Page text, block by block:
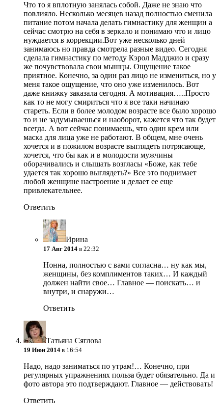
Что то я вплотную занялась собой. Даже не знаю что
повлияло. Несколько месяцев назад полностью сменила
питание потом начала делать гимнастику для женщин а
сейчас смотрю на себя в зеркало и понимаю что и лицо
нуждается в коррекции.Вот уже несколько дней
занимаюсь но правда смотрела разные видео. Сегодня
сделала гимнастику по методу Кэрол Мадджио и сразу
же почувствовала свои мышцы. Ощущение такое
приятное. Конечно, за один раз лицо не измениться, но у
меня такое ощущение, что оно уже изменилось. Вот
даже книжку заказала сегодня. А мотивация…..Просто
как то не могу смириться что я все таки начинаю
стареть. Если в более молодом возрасте все было хорошо
то и не задумываешься и наоборот, кажется что так будет
всегда. А вот сейчас понимаешь, что один крем или
маска для лица уже не работают. В общем, мне очень
хочется и в пожилом возрасте выглядеть потрясающе,
хочется, что бы как и в молодости мужчины
оборачивались и слышать возгласы «Боже, как тебе
удается так хорошо выглядеть?» Все это поднимает
любой женщине настроение и делает ее еще
привлекательнее.
Ответить
Ирина
17 Авг 2014 в 22:32
Нонна, полностью с вами согласна… ну как мы,
женщины, без комплиментов таких… И каждый
должен найти свое… Главное — поискать… и
внутри, и снаружи…
Ответить
Татьяна Сяглова
19 Июн 2014 в 16:54
Надо, надо заниматься по утрам!… Конечно, при
регулярных упражнениях польза будет обязательно. Да и
фото автора это подтверждают. Главное — действовать!
Ответить